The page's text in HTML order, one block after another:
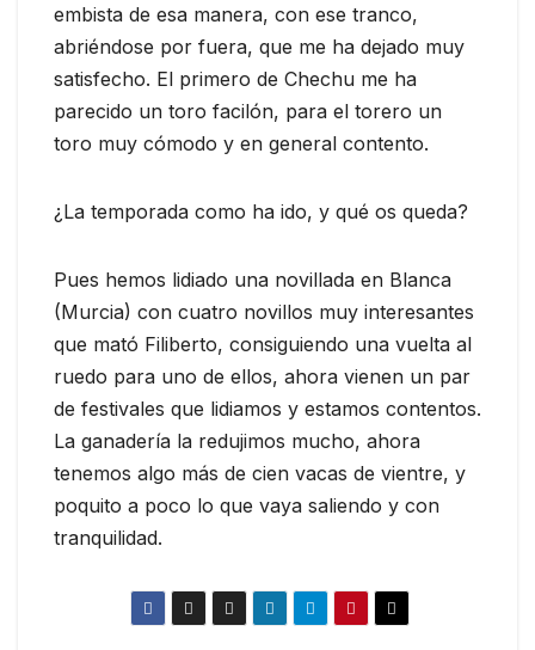
embista de esa manera, con ese tranco,
abriéndose por fuera, que me ha dejado muy
satisfecho. El primero de Chechu me ha
parecido un toro facilón, para el torero un
toro muy cómodo y en general contento.
¿La temporada como ha ido, y qué os queda?
Pues hemos lidiado una novillada en Blanca
(Murcia) con cuatro novillos muy interesantes
que mató Filiberto, consiguiendo una vuelta al
ruedo para uno de ellos, ahora vienen un par
de festivales que lidiamos y estamos contentos.
La ganadería la redujimos mucho, ahora
tenemos algo más de cien vacas de vientre, y
poquito a poco lo que vaya saliendo y con
tranquilidad.